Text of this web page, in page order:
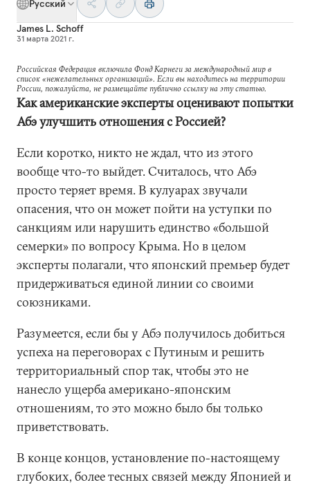
Русский
James L. Schoff
31 марта 2021 г.
Российская Федерация включила Фонд Карнеги за международный мир в
список «нежелательных организаций». Если вы находитесь на территории
России, пожалуйста, не размещайте публично ссылку на эту статью.
Как американские эксперты оценивают попытки
Абэ улучшить отношения с Россией?
Если коротко, никто не ждал, что из этого
вообще что-то выйдет. Считалось, что Абэ
просто теряет время. В кулуарах звучали
опасения, что он может пойти на уступки по
санкциям или нарушить единство «большой
семерки» по вопросу Крыма. Но в целом
эксперты полагали, что японский премьер будет
придерживаться единой линии со своими
союзниками.
Разумеется, если бы у Абэ получилось добиться
успеха на переговорах с Путиным и решить
территориальный спор так, чтобы это не
нанесло ущерба американо-японским
отношениям, то это можно было бы только
приветствовать.
В конце концов, установление по-настоящему
глубоких, более тесных связей между Японией и